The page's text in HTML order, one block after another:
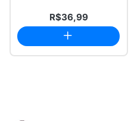
R$36,99